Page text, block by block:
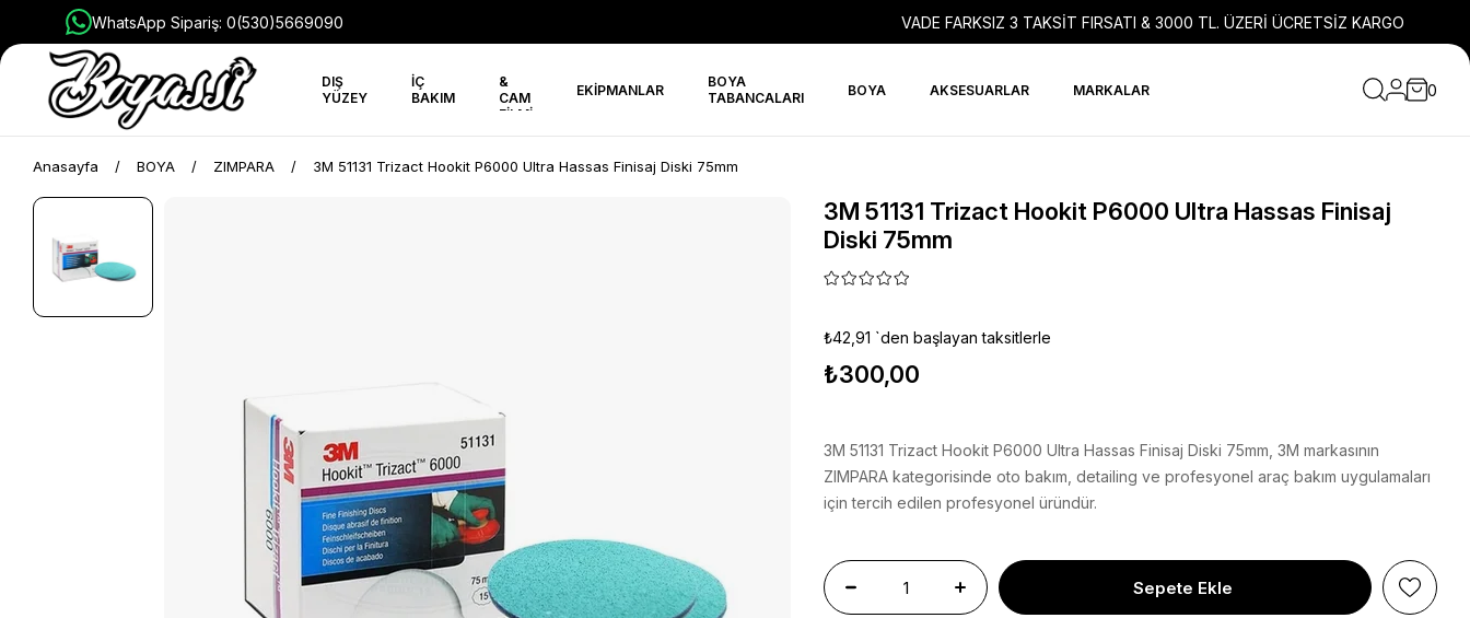
WhatsApp Sipariş: 0(530)5669090 VADE FARKSIZ 3 TAKSİT FIRSATI & 3000 TL. ÜZERİ ÜCRETSİZ KARGO
DIŞ
YÜZEY
İÇ
BAKIM
&
CAM
FİLMİ
EKİPMANLAR
BOYA
TABANCALARI
BOYA AKSESUARLAR MARKALAR 0
Anasayfa BOYA ZIMPARA 3M 51131 Trizact Hookit P6000 Ultra Hassas Finisaj Diski 75mm
3M 51131 Trizact Hookit P6000 Ultra Hassas Finisaj
Diski 75mm
₺42,91 `den başlayan taksitlerle
₺300,00
3M 51131 Trizact Hookit P6000 Ultra Hassas Finisaj Diski 75mm, 3M markasının
ZIMPARA kategorisinde oto bakım, detailing ve profesyonel araç bakım uygulamaları
için tercih edilen profesyonel üründür.